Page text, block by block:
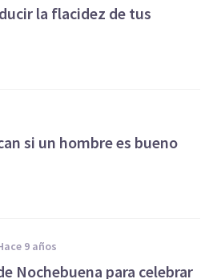
la flacidez de tus
si un hombre es bueno
hace 9 años
Nochebuena para celebrar